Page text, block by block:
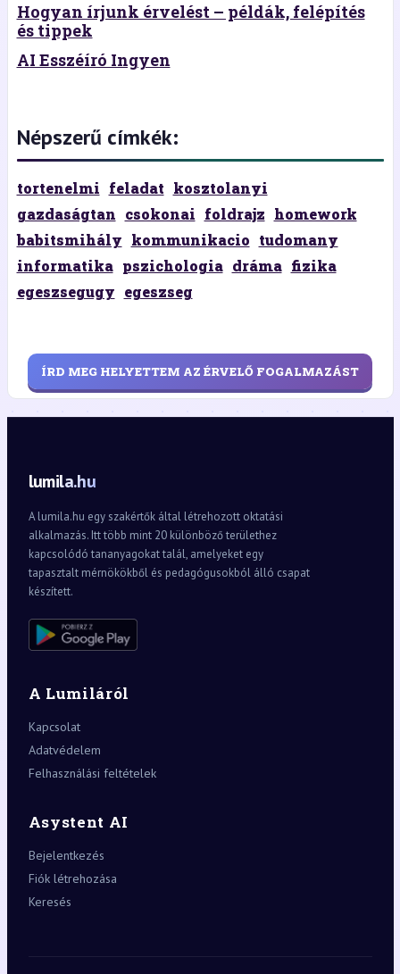
Hogyan írjunk érvelést – példák, felépítés
és tippek
AI Esszéíró Ingyen
Népszerű címkék:
tortenelmi feladat kosztolanyi
gazdaságtan csokonai foldrajz homework
babitsmihály kommunikacio tudomany
informatika pszichologia dráma fizika
egeszsegugy egeszseg
ÍRD MEG HELYETTEM AZ ÉRVELŐ FOGALMAZÁST
lumila.hu
A lumila.hu egy szakértők által létrehozott oktatási
alkalmazás. Itt több mint 20 különböző területhez
kapcsolódó tananyagokat talál, amelyeket egy
tapasztalt mérnökökből és pedagógusokból álló csapat
készített.
A Lumiláról
Kapcsolat
Adatvédelem
Felhasználási feltételek
Asystent AI
Bejelentkezés
Fiók létrehozása
Keresés